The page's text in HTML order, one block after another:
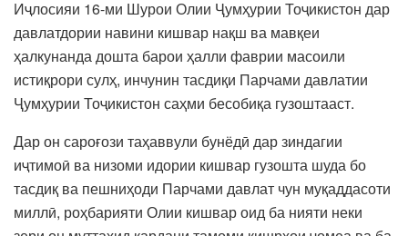
Иҷлосияи 16-ми Шурои Олии Ҷумҳурии Тоҷикистон дар
давлатдории навини кишвар нақш ва мавқеи
ҳалкунанда дошта барои ҳалли фаврии масоили
истиқрори сулҳ, инчунин тасдиқи Парчами давлатии
Ҷумҳурии Тоҷикистон саҳми бесобиқа гузоштааст.
Дар он сароғози таҳаввули бунёдӣ дар зиндагии
иҷтимоӣ ва низоми идории кишвар гузошта шуда бо
тасдиқ ва пешниҳоди Парчами давлат чун муқаддасоти
миллӣ, роҳбарияти Олии кишвар оид ба нияти неки